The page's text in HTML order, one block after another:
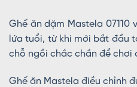
Ghế ăn dặm Mastela 07110
lứa tuổi, từ khi mới bắt đầu
chỗ ngồi chắc chắn để chơi
Ghế ăn Mastela điều chỉnh